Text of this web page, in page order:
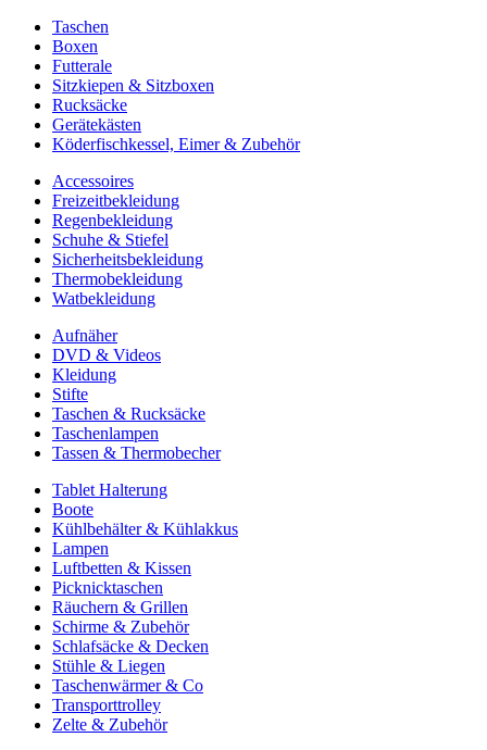
Taschen
Boxen
Futterale
Sitzkiepen & Sitzboxen
Rucksäcke
Gerätekästen
Köderfischkessel, Eimer & Zubehör
Accessoires
Freizeitbekleidung
Regenbekleidung
Schuhe & Stiefel
Sicherheitsbekleidung
Thermobekleidung
Watbekleidung
Aufnäher
DVD & Videos
Kleidung
Stifte
Taschen & Rucksäcke
Taschenlampen
Tassen & Thermobecher
Tablet Halterung
Boote
Kühlbehälter & Kühlakkus
Lampen
Luftbetten & Kissen
Picknicktaschen
Räuchern & Grillen
Schirme & Zubehör
Schlafsäcke & Decken
Stühle & Liegen
Taschenwärmer & Co
Transporttrolley
Zelte & Zubehör